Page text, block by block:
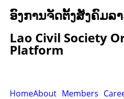
ອົງການຈັດຕັ້ງສັງຄົມລ
Lao Civil Society
Platform
HomeAbout Members